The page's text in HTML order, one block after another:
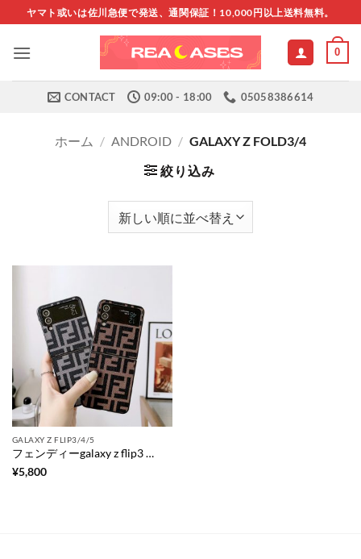
to
content
ヤマト或いは佐川急便で発送、通関保証！10,000円以上送料無料。
0
CONTACT 09:00 - 18:00 05058386614
ホーム / ANDROID / GALAXY Z FOLD3/4
絞り込み
GALAXY Z FLIP3/4/5
フェンディーgalaxy z flip3 ケース ブランド galaxy z flip4 ケース かわいい galaxy z fold3 ケース おすすめ huawei スマホケース
¥5,800